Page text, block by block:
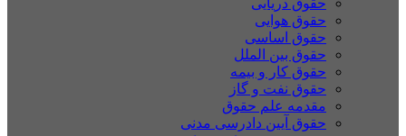
حقوق دریایی
حقوق هوایی
حقوق اساسی
حقوق بین الملل
حقوق کار و بیمه
حقوق نفت و گاز
مقدمه علم حقوق
حقوق آیین دادرسی مدنی